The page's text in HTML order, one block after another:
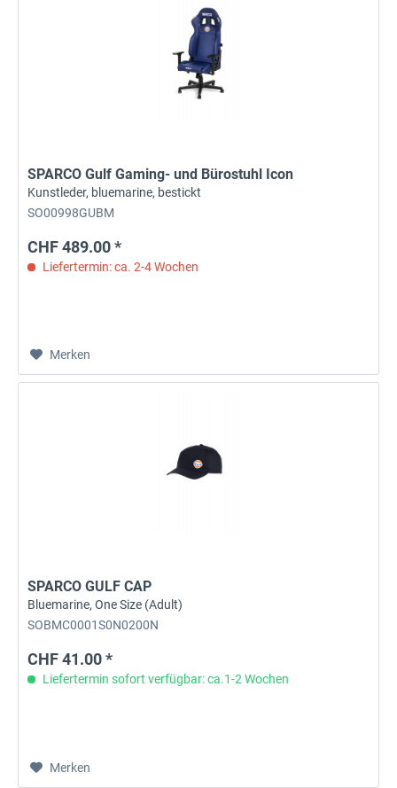
SPARCO Gulf Gaming- und Bürostuhl Icon
Kunstleder, bluemarine, bestickt
SO00998GUBM
CHF 489.00 *
Liefertermin: ca. 2-4 Wochen
Merken
SPARCO GULF CAP
Bluemarine, One Size (Adult)
SOBMC0001S0N0200N
CHF 41.00 *
Liefertermin sofort verfügbar: ca.1-2 Wochen
Merken